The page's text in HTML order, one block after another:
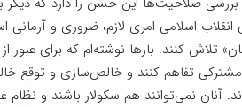
انقلاب اسلامی امری لازم، ضروری و
تلاش کنند. بار‌ها نوشته‌ام که برای
مشترکی تفاهم کنند و خالص‌سازی و توقع
آنان نمی‌توانند هم سکولار باشند و نظام